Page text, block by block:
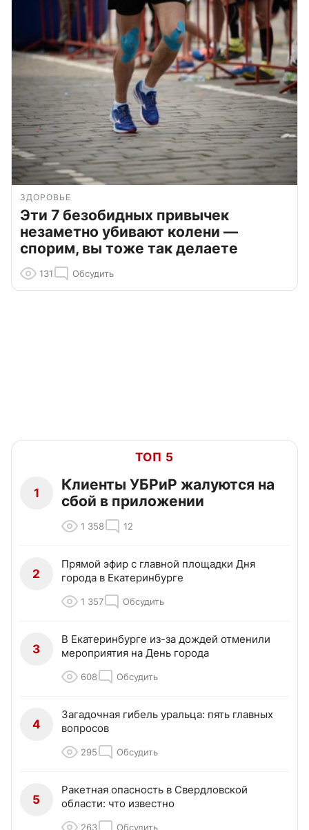
ЗДОРОВЬЕ
Эти 7 безобидных привычек
незаметно убивают колени —
спорим, вы тоже так делаете
131 Обсудить
ТОП 5
1
Клиенты УБРиР жалуются на
сбой в приложении
1 358 12
2
Прямой эфир с главной площадки Дня
города в Екатеринбурге
1 357 Обсудить
3
В Екатеринбурге из-за дождей отменили
мероприятия на День города
608 Обсудить
4
Загадочная гибель уральца: пять главных
вопросов
295 Обсудить
5
Ракетная опасность в Свердловской
области: что известно
263 Обсудить